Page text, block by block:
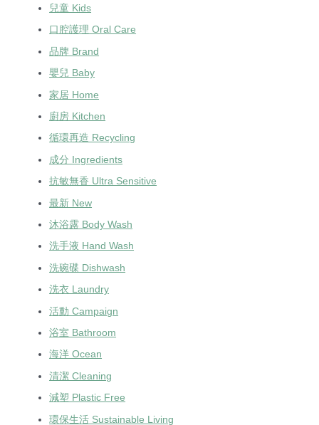
兒童 Kids
口腔護理 Oral Care
品牌 Brand
嬰兒 Baby
家居 Home
廚房 Kitchen
循環再造 Recycling
成分 Ingredients
抗敏無香 Ultra Sensitive
最新 New
沐浴露 Body Wash
洗手液 Hand Wash
洗碗碟 Dishwash
洗衣 Laundry
活動 Campaign
浴室 Bathroom
海洋 Ocean
清潔 Cleaning
減塑 Plastic Free
環保生活 Sustainable Living